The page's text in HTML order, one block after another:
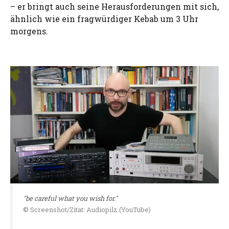
– er bringt auch seine Herausforderungen mit sich,
ähnlich wie ein fragwürdiger Kebab um 3 Uhr
morgens.
"be careful what you wish for."
© Screenshot/Zitat: Audiopilz (YouTube)